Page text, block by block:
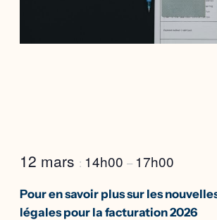
12 mars : 14h00 – 17h00
Pour en savoir plus sur les
légales pour la facturation 2026